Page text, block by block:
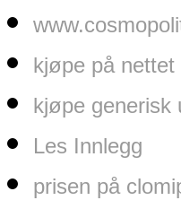
kjøpe på
kjøpe generisk
Les Innlegg
prisen på